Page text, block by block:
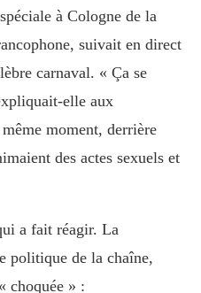
à Cologne de la
suivait en direct
carnaval. « Ça se
elle aux
moment, derrière
des actes sexuels et
a fait réagir. La
politique de la chaîne,
choquée » :